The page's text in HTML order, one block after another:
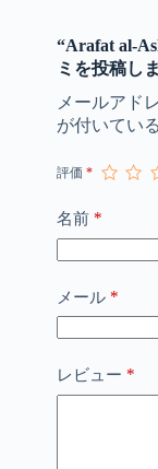
“Arafat al-
ミを投稿し
メールアド
が付いてい
評価 *
名前*
メール*
レビュー *